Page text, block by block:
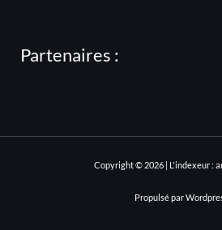
Partenaires :
Copyright © 2026 | L'indexeur :
Propulsé par